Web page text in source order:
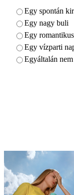
Egy spontán
Egy nagy buli
Egy
Egy vízparti
Egyáltalán